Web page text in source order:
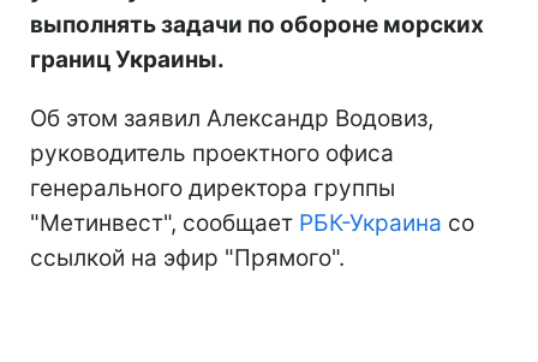
выполнять задачи по обороне морских
границ Украины.
Об этом заявил Александр Водовиз,
руководитель проектного офиса
генерального директора группы
"Метинвест", сообщает РБК-Украина со
ссылкой на эфир "Прямого".